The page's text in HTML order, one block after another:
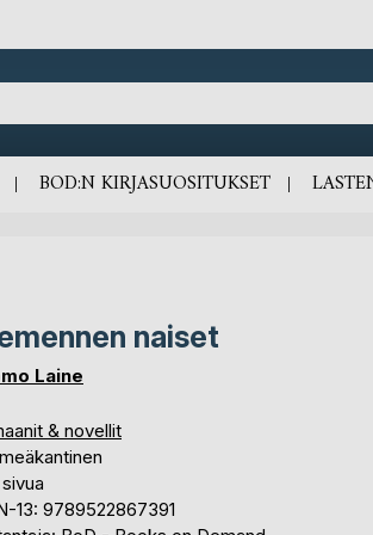
BOD:N KIRJASUOSITUKSET
naiset
Laine
& novellit
13: 9789522867391